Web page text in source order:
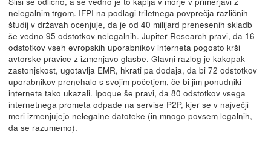
nelegalnim trgom. IFPI na podlagi triletnega povprečja različnih
študij v državah ocenjuje, da je od 40 milijard prenesenih skladb
še vedno 95 odstotkov nelegalnih. Jupiter Research pravi, da 16
odstotkov vseh evropskih uporabnikov interneta pogosto krši
avtorske pravice z izmenjavo glasbe. Glavni razlog je kakopak
zastonjskost, ugotavlja EMR, hkrati pa dodaja, da bi 72 odstotkov
uporabnikov prenehalo s svojim početjem, če bi jim ponudniki
interneta tako ukazali. Ipoque še pravi, da 80 odstotkov vsega
internetnega prometa odpade na servise P2P, kjer se v največji
meri izmenjujejo nelegalne datoteke (in mnogo povsem legalnih,
da se razumemo).